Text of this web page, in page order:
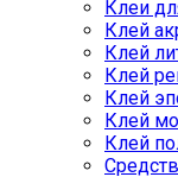
Клеи
Клей
Клей
Клей
Клей
Клей
Клей